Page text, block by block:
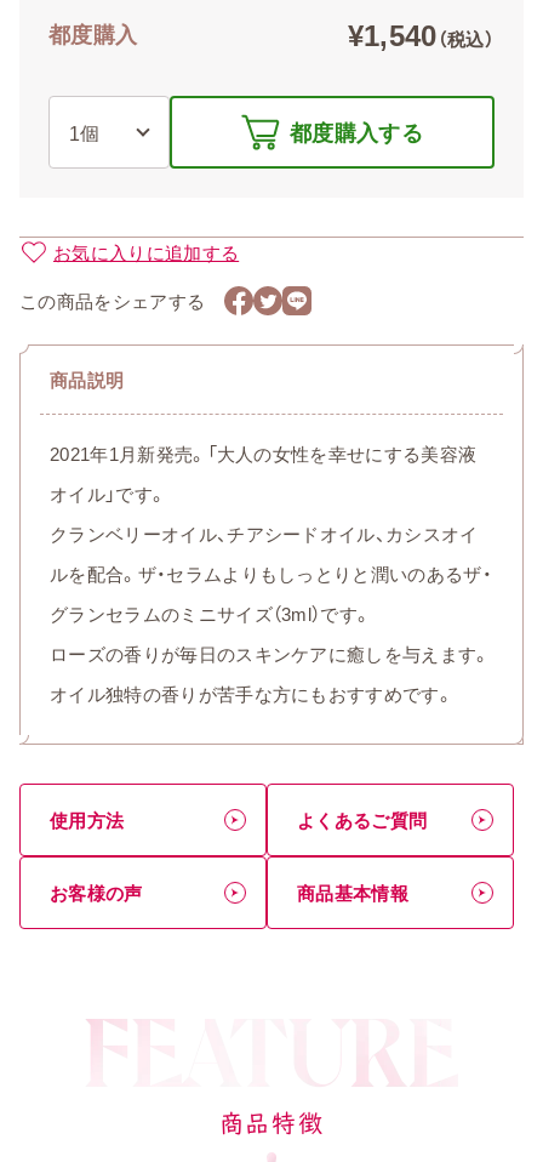
お気に入りに追加する
この商品をシェアする
商品説明
2021年1月新発売。「大人の女性を幸せにする美容液
オイル」です。
クランベリーオイル、チアシードオイル、カシスオイ
ルを配合。ザ・セラムよりもしっとりと潤いのあるザ・
グランセラムのミニサイズ（3ml）です。
ローズの香りが毎日のスキンケアに癒しを与えます。
オイル独特の香りが苦手な方にもおすすめです。
使用方法 よくあるご質問
お客様の声 商品基本情報
商品特徴
都度購入 ¥1,540（税込）
都度購入する